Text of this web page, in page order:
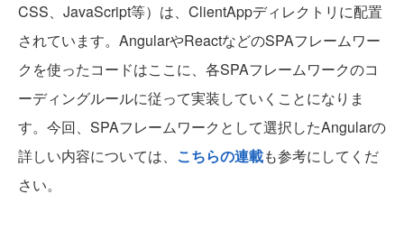
CSS、JavaScript等）は、ClientAppディレクトリに配置
されています。AngularやReactなどのSPAフレームワー
クを使ったコードはここに、各SPAフレームワークのコ
ーディングルールに従って実装していくことになりま
す。今回、SPAフレームワークとして選択したAngularの
詳しい内容については、 こちらの連載も参考にしてくだ
さい。